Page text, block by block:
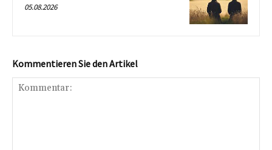
05.08.2026
Kommentieren Sie den Artikel